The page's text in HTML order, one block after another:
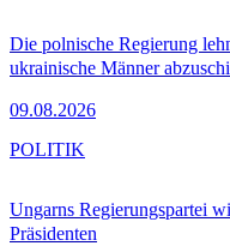
Die polnische Regierung
ukrainische Männer
09.08.2026
Ungarns Regierungspartei
Präsidenten
POLITIK